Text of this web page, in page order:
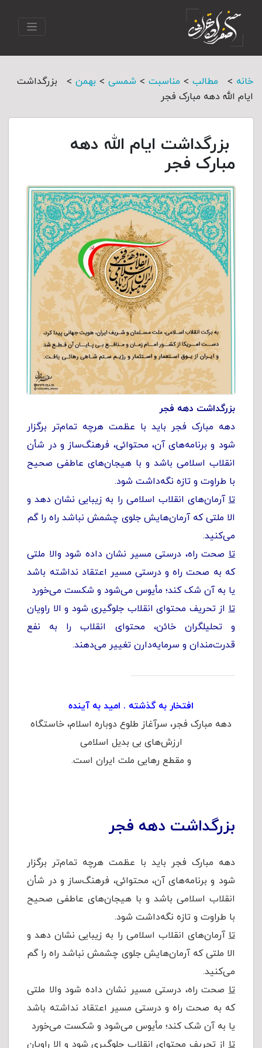
خانه > مطالب > مناسبت > شمسی > بهمن >
بزرگداشت
ایام الله دهه مبارک فجر
بزرگداشت ایام الله دهه
مبارک فجر
بزرگداشت دهه فجر
دهه مبارک فجر باید با عظمت هرچه تمام‌تر برگزار
شود و برنامه‌های آن، محتوائی، فرهنگ‌ساز و در شأن
انقلاب اسلامی باشد و با هیجان‌های عاطفی صحیح
با طراوت و تازه نگه‌داشت شود.
تاآرمان‌های انقلاب اسلامی را به زیبایی نشان دهد و
الا ملتی که آرمان‌هایش جلوی چشمش نباشد راه را گم
می‌کنید.
تاصحت راه، درستی مسیر نشان داده شود والا ملتی
که به صحت راه و درستی مسیر اعتقاد نداشته باشد
یا به آن شک کند؛ مأیوس می‌شود و شکست می‌خورد
تااز تحریف محتوای انقلاب جلوگیری شود و الا راویان
و تحلیلگران خائن، محتوای انقلاب را به نفع
قدرت‌مندان و سرمایه‌دارن تغییر می‌دهند.
افتخار به گذشته . امید به آینده
دهه مبارک فجر، سرآغاز طلوع دوباره اسلام، خاستگاه
ارزش‌های بی بدیل اسلامی
و مقطع رهایی ملت ایران است.
بزرگداشت دهه فجر
دهه مبارک فجر باید با عظمت هرچه تمام‌تر برگزار
شود و برنامه‌های آن، محتوائی، فرهنگ‌ساز و در شأن
انقلاب اسلامی باشد و با هیجان‌های عاطفی صحیح
با طراوت و تازه نگه‌داشت شود.
تاآرمان‌های انقلاب اسلامی را به زیبایی نشان دهد و
الا ملتی که آرمان‌هایش جلوی چشمش نباشد راه را گم
می‌کنید.
تاصحت راه، درستی مسیر نشان داده شود والا ملتی
که به صحت راه و درستی مسیر اعتقاد نداشته باشد
یا به آن شک کند؛ مأیوس می‌شود و شکست می‌خورد
تااز تحریف محتوای انقلاب جلوگیری شود و الا راویان